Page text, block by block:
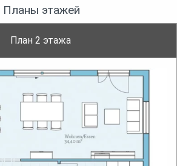
Планы этажей
План 2 этажа